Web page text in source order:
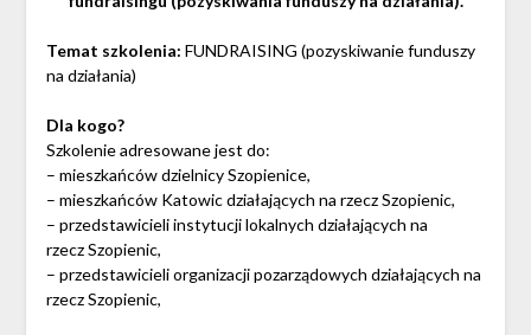
Temat szkolenia: FUNDRAISING (pozyskiwanie funduszy
na działania)
Dla kogo?
Szkolenie adresowane jest do:
– mieszkańców dzielnicy Szopienice,
– mieszkańców Katowic działających na rzecz Szopienic,
– przedstawicieli instytucji lokalnych działających na
rzecz Szopienic,
– przedstawicieli organizacji pozarządowych działających na
rzecz Szopienic,